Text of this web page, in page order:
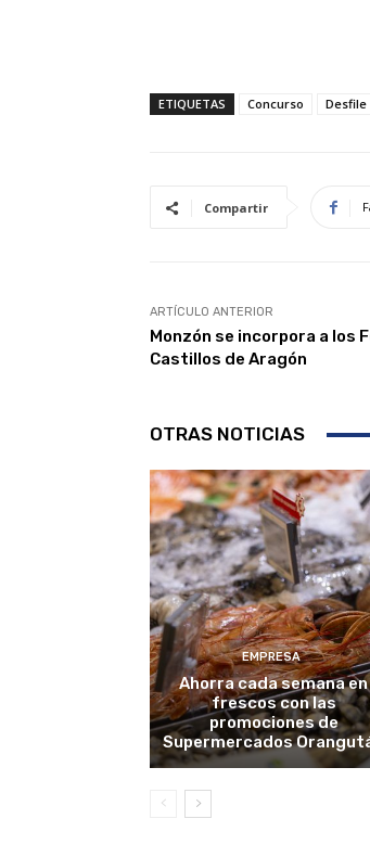
ETIQUETAS Concurso Desfile
Compartir
ARTÍCULO ANTERIOR
Monzón se incorpora a los
Castillos de Aragón
OTRAS NOTICIAS
EMPRESA
Ahorra cada semana en
frescos con las
promociones de
Supermercados